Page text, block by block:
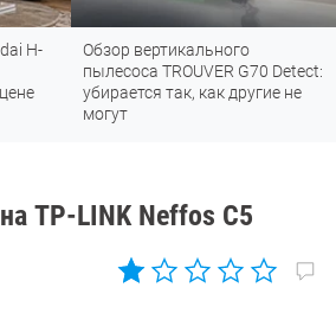
не
Топ-8 недорогих роутеров с Wi-
Fi 7: все «плюшки» последнего
стандарта
TP-LINK Neffos С5